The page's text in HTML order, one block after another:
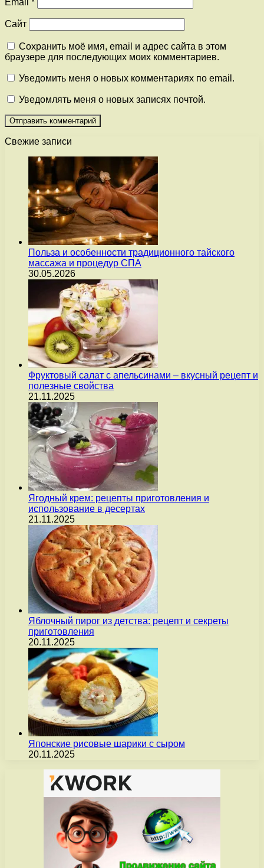
Сайт
Сохранить моё имя, email и адрес сайта в этом
браузере для последующих моих комментариев.
Уведомить меня о новых комментариях по email.
Уведомлять меня о новых записях почтой.
Свежие записи
Польза и особенности традиционного тайского
массажа и процедур СПА
30.05.2026
Фруктовый салат с апельсинами – вкусный рецепт и
полезные свойства
21.11.2025
Ягодный крем: рецепты приготовления и
использование в десертах
21.11.2025
Яблочный пирог из детства: рецепт и секреты
приготовления
20.11.2025
Японские рисовые шарики с сыром
20.11.2025